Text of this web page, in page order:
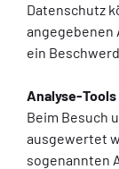
Datenschutz
angegebenen
ein
Analyse-
Beim Besuch
ausgewertet
sogenannten